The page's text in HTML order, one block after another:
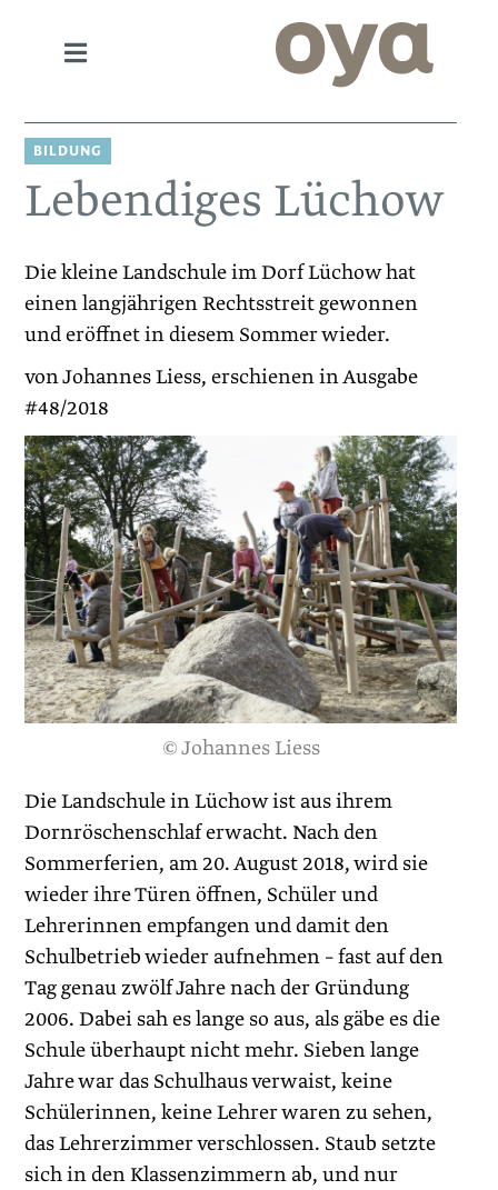
BILDUNG
Lebendiges Lüchow
Die kleine Landschule im Dorf Lüchow hat
einen langjährigen Rechtsstreit gewonnen
und eröffnet in diesem Sommer wieder.
von Johannes Liess, erschienen in Ausgabe
#48/2018
© Johannes Liess
Die Landschule in Lüchow ist aus ihrem
Dornröschenschlaf erwacht. Nach den
Sommerferien, am 20. August 2018, wird sie
wieder ihre Türen öffnen, Schüler und
Lehrerinnen empfangen und damit den
Schulbetrieb wieder aufnehmen – fast auf den
Tag genau zwölf Jahre nach der Gründung
2006. Dabei sah es lange so aus, als gäbe es die
Schule überhaupt nicht mehr. Sieben lange
Jahre war das Schulhaus verwaist, keine
Schülerinnen, keine Lehrer waren zu sehen,
das Lehrerzimmer verschlossen. Staub setzte
sich in den Klassenzimmern ab, und nur